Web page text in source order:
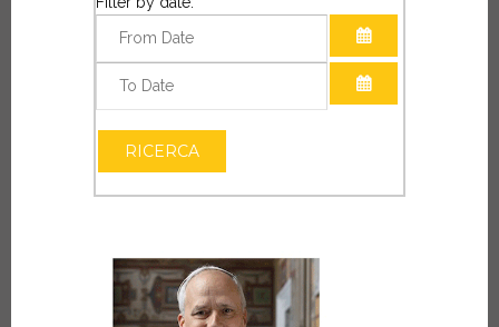
ABRIR EL
RICERCA